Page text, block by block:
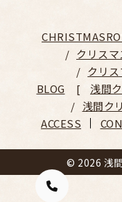
クリス
クリ
BLOG
浅間
浅間ク
ACCESS
© 2026 浅